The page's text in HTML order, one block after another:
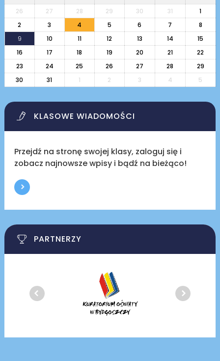
26 27 28 29 30 31
1
2
3 4 5 6 7
8
9
10 11 12 13 14
15
16
17 18 19 20 21
22
23
24 25 26 27 28
29
30
31 1 2 3 4 5
KLASOWE WIADOMOŚCI
Przejdź na stronę swojej klasy, zaloguj się i
zobacz najnowsze wpisy i bądź na bieżąco!
PARTNERZY